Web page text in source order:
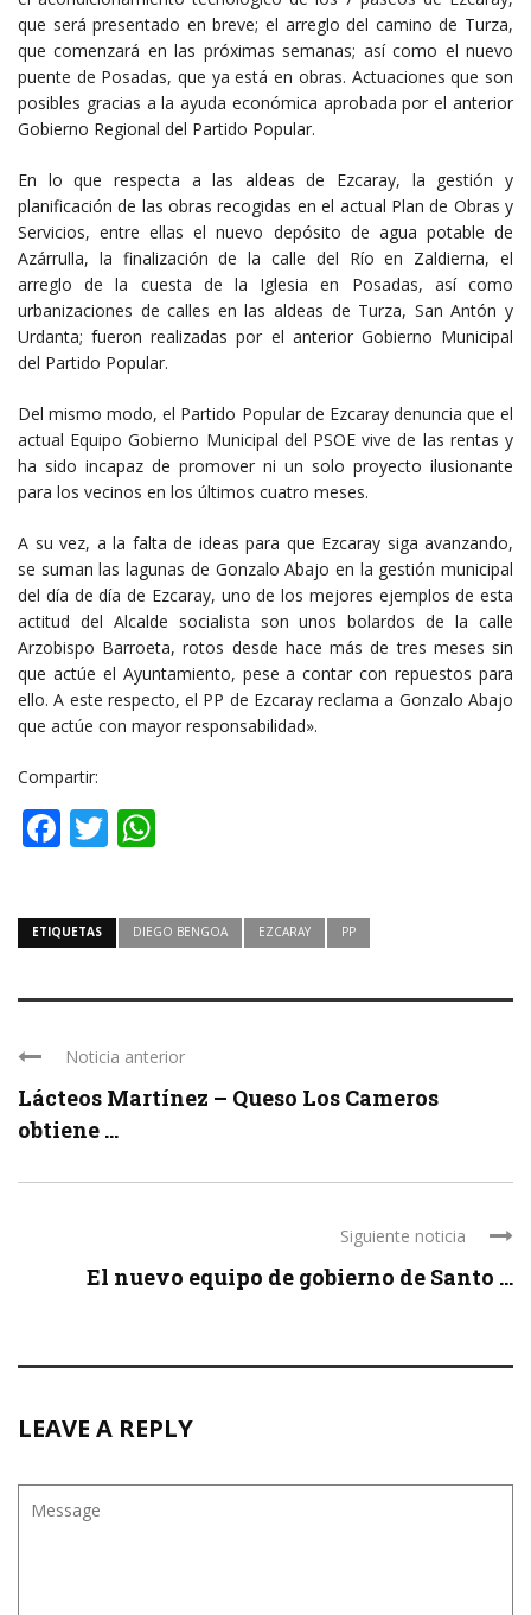
que será presentado en breve; el arreglo del camino de Turza,
que comenzará en las próximas semanas; así como el nuevo
puente de Posadas, que ya está en obras. Actuaciones que son
posibles gracias a la ayuda económica aprobada por el anterior
Gobierno Regional del Partido Popular.
En lo que respecta a las aldeas de Ezcaray, la gestión y
planificación de las obras recogidas en el actual Plan de Obras y
Servicios, entre ellas el nuevo depósito de agua potable de
Azárrulla, la finalización de la calle del Río en Zaldierna, el
arreglo de la cuesta de la Iglesia en Posadas, así como
urbanizaciones de calles en las aldeas de Turza, San Antón y
Urdanta; fueron realizadas por el anterior Gobierno Municipal
del Partido Popular.
Del mismo modo, el Partido Popular de Ezcaray denuncia que el
actual Equipo Gobierno Municipal del PSOE vive de las rentas y
ha sido incapaz de promover ni un solo proyecto ilusionante
para los vecinos en los últimos cuatro meses.
A su vez, a la falta de ideas para que Ezcaray siga avanzando,
se suman las lagunas de Gonzalo Abajo en la gestión municipal
del día de día de Ezcaray, uno de los mejores ejemplos de esta
actitud del Alcalde socialista son unos bolardos de la calle
Arzobispo Barroeta, rotos desde hace más de tres meses sin
que actúe el Ayuntamiento, pese a contar con repuestos para
ello. A este respecto, el PP de Ezcaray reclama a Gonzalo Abajo
que actúe con mayor responsabilidad».
Compartir:
Facebook
Twitter
ETIQUETAS DIEGO BENGOA EZCARAY PP
Noticia anterior
Lácteos Martínez – Queso Los Cameros
obtiene ...
Siguiente noticia
El nuevo equipo de gobierno de Santo ...
LEAVE A REPLY